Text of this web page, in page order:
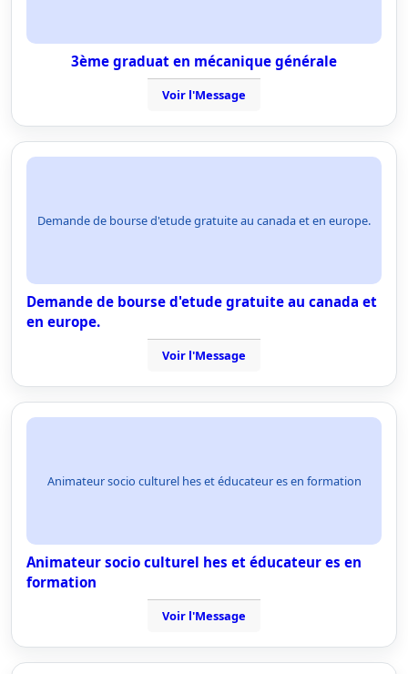
3ème graduat en mécanique générale
Voir l'Message
Demande de bourse d'etude gratuite au canada et en europe.
Demande de bourse d'etude gratuite au canada et
en europe.
Voir l'Message
Animateur socio culturel hes et éducateur es en formation
Animateur socio culturel hes et éducateur es en
formation
Voir l'Message